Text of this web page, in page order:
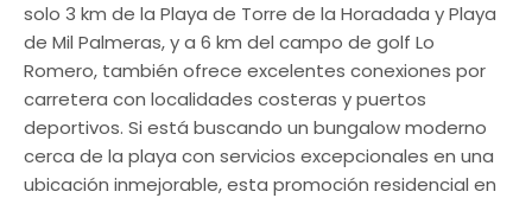
solo 3 km de la Playa de Torre de la Horadada y Playa
de Mil Palmeras, y a 6 km del campo de golf Lo
Romero, también ofrece excelentes conexiones por
carretera con localidades costeras y puertos
deportivos. Si está buscando un bungalow moderno
cerca de la playa con servicios excepcionales en una
ubicación inmejorable, esta promoción residencial en